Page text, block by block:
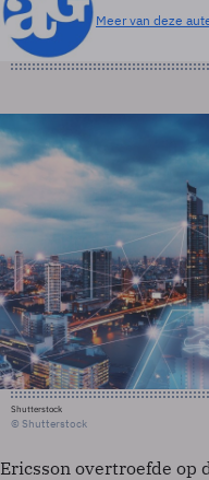
Meer van deze
Shutterstock
© Shutterstock
Ericsson overtroefde op